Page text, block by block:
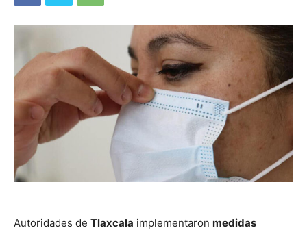
Autoridades de Tlaxcala implementaron medidas